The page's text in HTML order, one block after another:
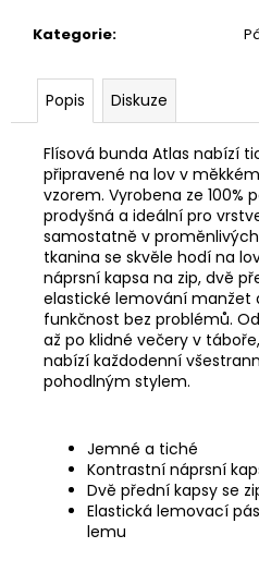
Kategorie:
Popis Diskuze
Flísová bunda Atlas nabízí
připravené na lov v
vzorem. Vyrobena ze 100%
prodyšná a ideální pro
samostatně v
tkanina se skvěle hodí na
náprsní kapsa na zip, dvě
elastické lemování manžet
funkčnost bez problémů.
až po klidné večery v
nabízí každodenní
pohodlným stylem.
Jemné a tiché
Kontrastní náprsní
Dvě přední kapsy se
Elastická lemovací
lemu
Kč